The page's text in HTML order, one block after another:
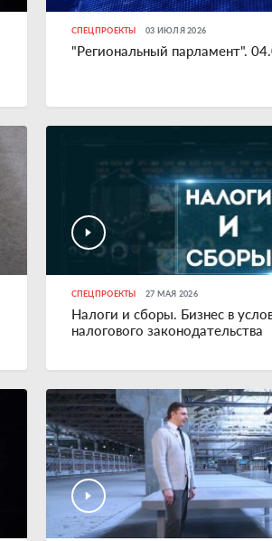
СПЕЦПРОЕКТЫ 03 ИЮЛЯ 2026
"Региональный парламент".
СПЕЦПРОЕКТЫ 27 МАЯ 2026
Налоги и сборы. Бизнес в
налогового законодательства